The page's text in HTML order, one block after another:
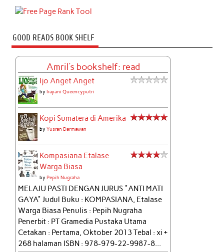
GOOD READS BOOK SHELF
Amril's bookshelf: read
Ijo Anget Anget
byIrayani Queencyputri
Kopi Sumatera di Amerika
byYusran Darmawan
Kompasiana Etalase
Warga Biasa
byPepih Nugraha
MELAJU PASTI DENGAN JURUS "ANTI MATI
GAYA" Judul Buku : KOMPASIANA, Etalase
Warga Biasa Penulis : Pepih Nugraha
Penerbit : PT Gramedia Pustaka Utama
Cetakan : Pertama, Oktober 2013 Tebal : xi +
268 halaman ISBN : 978-979-22-9987-8...